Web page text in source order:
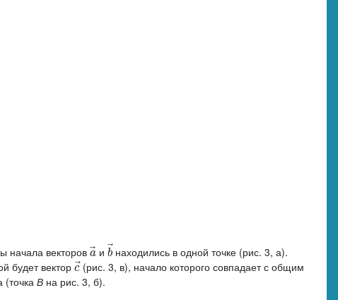
начала векторов a⃗
a→
и b⃗
b →
находились в одной точке (рис. 3, а).
будет вектор c⃗
c→
(рис. 3, в), начало которого совпадает с общим
В на рис. 3, б).